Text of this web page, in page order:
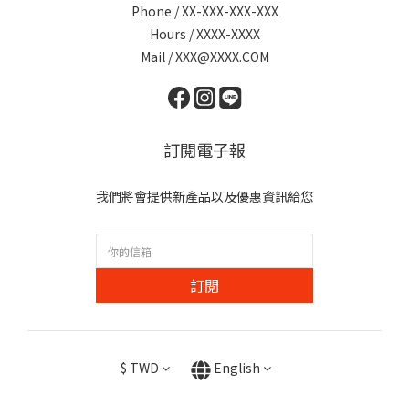
Phone / XX-XXX-XXX-XXX
Hours / XXXX-XXXX
Mail / XXX@XXXX.COM
訂閱電子報
我們將會提供新產品以及優惠資訊給您
訂閱
$ TWD English